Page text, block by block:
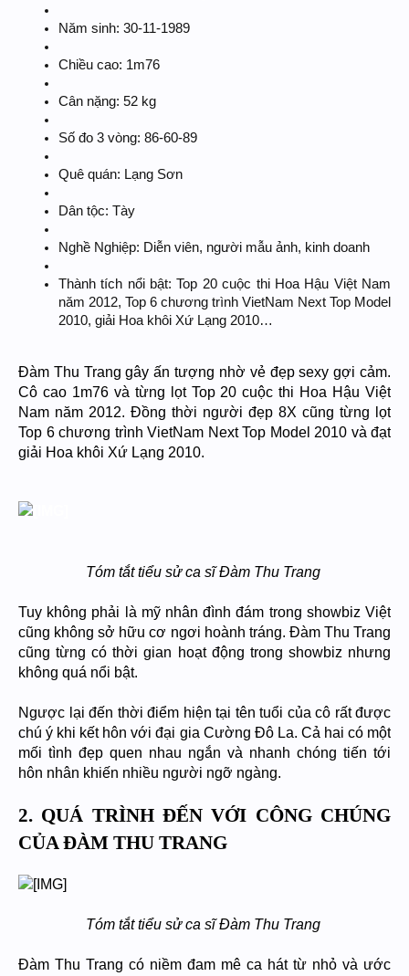
Năm sinh: 30-11-1989
Chiều cao: 1m76
Cân nặng: 52 kg
Số đo 3 vòng: 86-60-89
Quê quán: Lạng Sơn
Dân tộc: Tày
Nghề Nghiệp: Diễn viên, người mẫu ảnh, kinh doanh
Thành tích nổi bật: Top 20 cuộc thi Hoa Hậu Việt Nam
năm 2012, Top 6 chương trình VietNam Next Top Model
2010, giải Hoa khôi Xứ Lạng 2010…
Đàm Thu Trang gây ấn tượng nhờ vẻ đẹp sexy gợi cảm.
Cô cao 1m76 và từng lọt Top 20 cuộc thi Hoa Hậu Việt
Nam năm 2012. Đồng thời người đẹp 8X cũng từng lọt
Top 6 chương trình VietNam Next Top Model 2010 và đạt
giải Hoa khôi Xứ Lạng 2010.
Tóm tắt tiểu sử ca sĩ Đàm Thu Trang
Tuy không phải là mỹ nhân đình đám trong showbiz Việt
cũng không sở hữu cơ ngơi hoành tráng. Đàm Thu Trang
cũng từng có thời gian hoạt động trong showbiz nhưng
không quá nổi bật.
Ngược lại đến thời điểm hiện tại tên tuổi của cô rất được
chú ý khi kết hôn với đại gia Cường Đô La. Cả hai có một
mối tình đẹp quen nhau ngắn và nhanh chóng tiến tới
hôn nhân khiến nhiều người ngỡ ngàng.
2. QUÁ TRÌNH ĐẾN VỚI CÔNG CHÚNG
CỦA ĐÀM THU TRANG
Tóm tắt tiểu sử ca sĩ Đàm Thu Trang
Đàm Thu Trang có niềm đam mê ca hát từ nhỏ và ước